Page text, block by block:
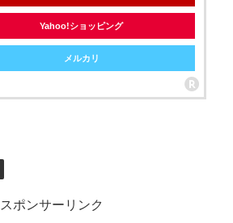
Yahoo!ショッピング
メルカリ
スポンサーリンク